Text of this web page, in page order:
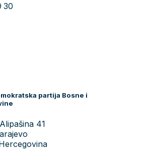
30
partija Bosne i
41